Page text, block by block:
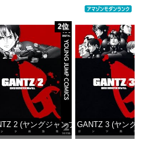
クスDIGITAL)
2位
2 (ヤングジャンプコミックス
GANTZ 3 (ヤング